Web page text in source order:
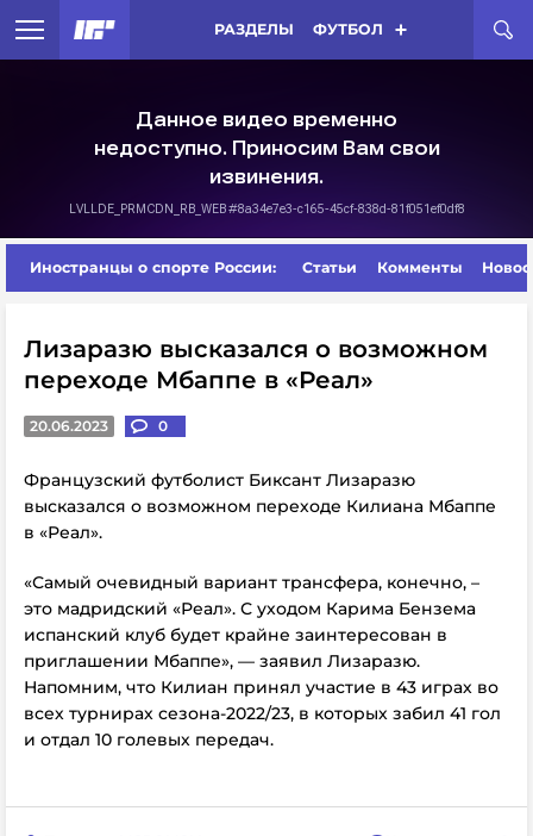
РАЗДЕЛЫ ФУТБОЛ
Иностранцы о спорте России: Статьи Комменты
Лизаразю высказался о возможном
переходе Мбаппе в «Реал»
20.06.2023 0
Французский футболист Биксант Лизаразю
высказался о возможном переходе Килиана Мбаппе
в «Реал».
«Самый очевидный вариант трансфера, конечно, –
это мадридский «Реал». С уходом Карима Бензема
испанский клуб будет крайне заинтересован в
приглашении Мбаппе», — заявил Лизаразю.
Напомним, что Килиан принял участие в 43 играх во
всех турнирах сезона-2022/23, в которых забил 41 гол
и отдал 10 голевых передач.